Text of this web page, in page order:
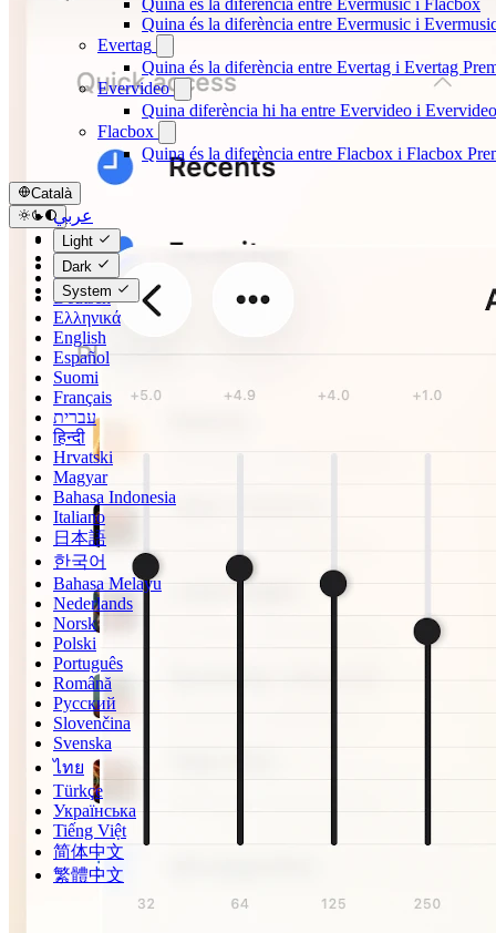
Quina és la diferència entre Evermusic i Flacbox
Quina és la diferència entre Evermusic i
Evertag
Quina és la diferència entre Evertag i Evertag
Evervideo
Quina diferència hi ha entre Evervideo i
Flacbox
Quina és la diferència entre Flacbox i Flacbox
Català
عربي
Català
Čeština
Dansk
Deutsch
Ελληνικά
English
Español
Suomi
Français
עברית
हिन्दी
Hrvatski
Magyar
Bahasa Indonesia
Italiano
日本語
한국어
Bahasa Melayu
Nederlands
Norsk
Polski
Português
Română
Русский
Slovenčina
Svenska
ไทย
Türkçe
Українська
Tiếng Việt
简体中文
繁體中文
Light
Dark
System